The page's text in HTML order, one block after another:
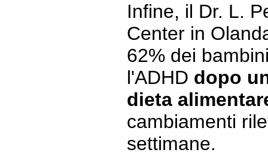
Infine, il Dr. L.
Center in
62% dei
l'ADHD dopo
dieta
cambiamenti
settimane.